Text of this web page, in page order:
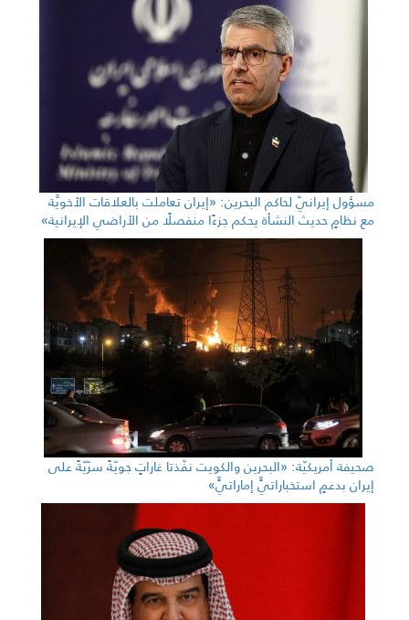
مسؤول إيرانيّ لحاكم البحرين: «إيران تعاملت بالعلاقات الأخويَّة
مع نظامٍ حديث النشأة يحكم جزءًا منفصلًا من الأراضي الإيرانية»
صحيفة أمريكيّة: «البحرين والكويت نفّذتا غاراتٍ جويّةً سرّيّةً على
إيران بدعمٍ استخباراتيٍّ إماراتيٍّ»